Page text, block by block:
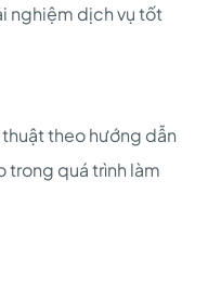
nghiệm dịch vụ tốt
theo hướng dẫn
trong quá trình làm